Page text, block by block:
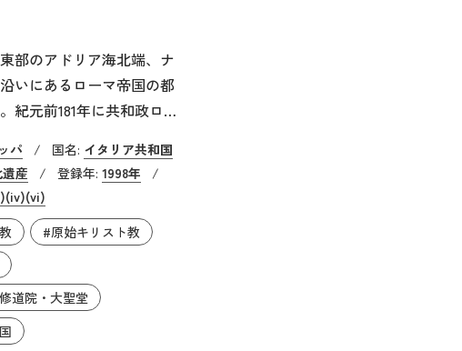
部のアドリア海北端、ナ
いにあるローマ帝国の都
紀元前181年に共和政ロ
年にアッティラ王率いる
略奪・破壊されるまで、
たり、地中海とヨーロッ
ぶ交易の拠点として栄え
の繁栄は残された公共施
宅跡からうかがい知るこ
。この都市遺跡はまだ大
のままです。
パ / 国名: イタリア共和国
産 / 登録年: 1998年
/
(iv)(vi)
#原始キリスト教
道院・大聖堂